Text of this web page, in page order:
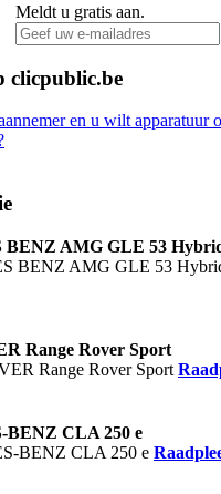
Meldt u gratis aan.
clicpublic.be
BENZ AMG GLE 53
Range Rover Sport
BENZ CLA 250 e